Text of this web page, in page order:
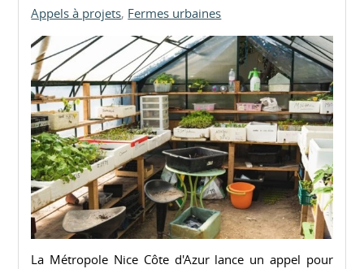
Appels à projets Fermes urbaines
La Métropole Nice Côte d'Azur lance un appel pour